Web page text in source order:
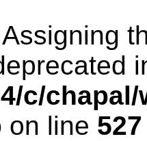
c/
on line 527